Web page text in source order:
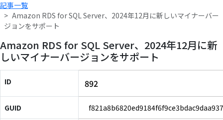
記事一覧
Amazon RDS for SQL Server、2024年12月に新しいマイナーバー
ジョンをサポート
Amazon RDS for SQL Server、2024年12月に新
しいマイナーバージョンをサポート
ID 892
GUID